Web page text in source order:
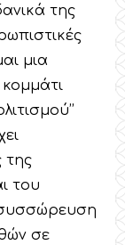
της
μια
της
του
σε